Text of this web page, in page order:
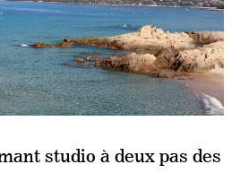
studio à deux pas des